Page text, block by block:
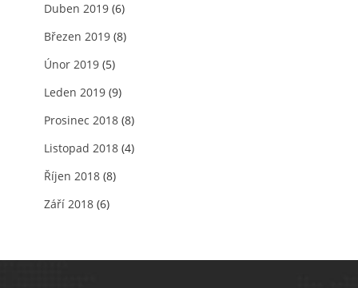
Duben 2019 (6)
Březen 2019 (8)
Únor 2019 (5)
Leden 2019 (9)
Prosinec 2018 (8)
Listopad 2018 (4)
Říjen 2018 (8)
Září 2018 (6)